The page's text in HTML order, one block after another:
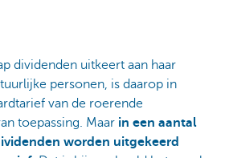
dividenden uitkeert aan haar
personen, is daarop in
van de roerende
toepassing. Maar in een aantal
worden uitgekeerd